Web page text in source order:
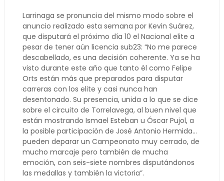
Larrinaga se pronuncia del mismo modo sobre el
anuncio realizado esta semana por Kevin Suárez,
que disputará el próximo día 10 el Nacional elite a
pesar de tener aún licencia sub23: “No me parece
descabellado, es una decisión coherente. Ya se ha
visto durante este año que tanto él como Felipe
Orts están más que preparados para disputar
carreras con los elite y casi nunca han
desentonado. Su presencia, unida a lo que se dice
sobre el circuito de Torrelavega, al buen nivel que
están mostrando Ismael Esteban u Óscar Pujol, a
la posible participación de José Antonio Hermida…
pueden deparar un Campeonato muy cerrado, de
mucho marcaje pero también de mucha
emoción, con seis-siete nombres disputándonos
las medallas y también la victoria”.